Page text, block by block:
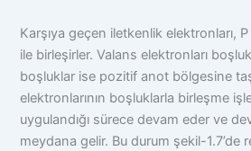
Karşıya geçen iletkenlik elektronları,
ile birleşirler. Valans elektronları
boşluklar ise pozitif anot bölgesine
elektronlarının boşluklarla birleşme
uygulandığı sürece devam eder ve
meydana gelir. Bu durum şekil-1.7’de